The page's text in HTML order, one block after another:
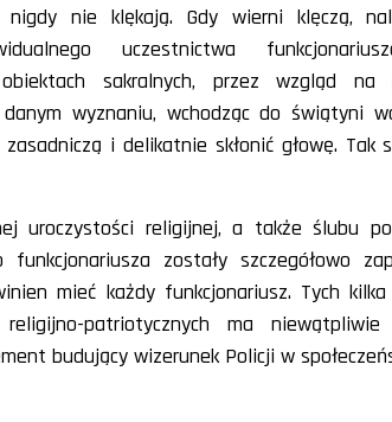
nigdy nie klękają. Gdy wierni klęczą,
uczestnictwa
sakralnych, przez wzgląd na
wyznaniu, wchodząc do świątyni
i delikatnie skłonić głowę. Tak
uroczystości religijnej, a także ślubu
zostały szczegółowo
mieć każdy funkcjonariusz. Tych
patriotycznych ma niewątpliwie
budujący wizerunek Policji w